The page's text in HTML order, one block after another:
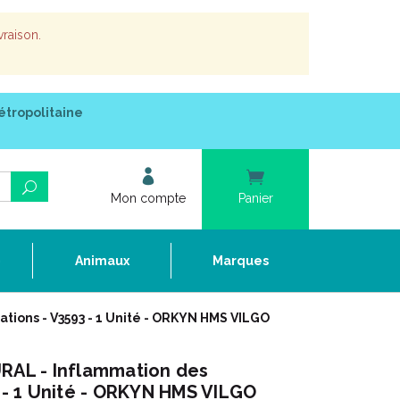
Mon compte Panier
Animaux Marques
- V3593 - 1 Unité - ORKYN HMS VILGO
- Inflammation des
Unité - ORKYN HMS VILGO